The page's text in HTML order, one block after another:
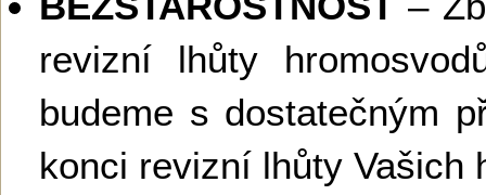
revizní lhůty
budeme s dostatečným
konci revizní lhůty Vašich